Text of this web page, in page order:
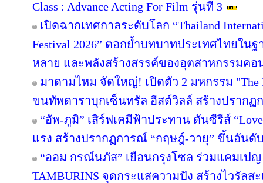
Class : Advance Acting For Film รุ่นที่ 3
เปิดฉากเทศกาลระดับโลก “Thailand
Festival 2026” ตอกย้ำบทบาทประเทศไทยใ
หลาย และพลังสร้างสรรค์ของอุตสาหกรรมคอ
มาดามไหม จัดใหญ่! เปิดตัว 2 มหกรรม "The
ขนทัพดาราบุกเซ็นทรัล อีสต์วิลล์ สร้างปราก
“อัพ-ภูมิ” เสิร์ฟเคมีฟ้าประทาน ดันซีรีส์
แรง สร้างปรากฏการณ์ “กฤษฎ์-วายุ” ขึ้นอันดั
“ออม กรณ์นภัส” เยือนกรุงโซล ร่วมแคมเปญ
TAMBURINS จุดกระแสความปัง สร้างไวรัล